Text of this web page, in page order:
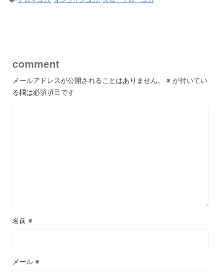
comment
メールアドレスが公開されることはありません。 ※ が付いてい
る欄は必須項目です
名前 ※
メール ※